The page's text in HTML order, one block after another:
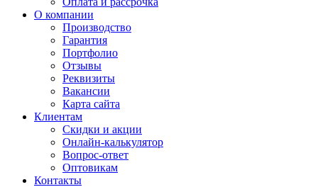
О компании
Производство
Гарантия
Портфолио
Отзывы
Реквизиты
Вакансии
Карта сайта
Клиентам
Скидки и акции
Онлайн-калькулятор
Вопрос-ответ
Оптовикам
Контакты